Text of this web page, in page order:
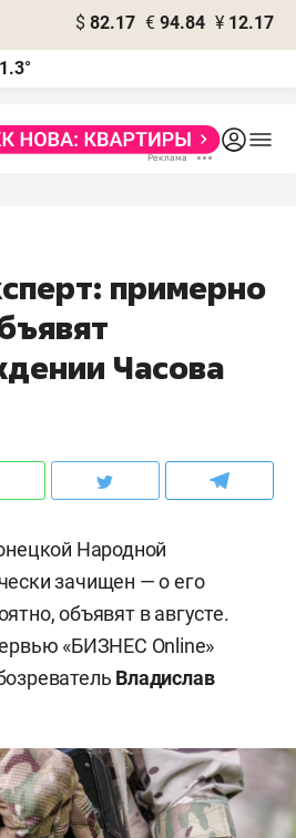
$ 82.17 € 94.84 ¥ 12.17
примерно
Часова
Народной
зачищен — о его
объявят в августе.
«БИЗНЕС Online»
Владислав